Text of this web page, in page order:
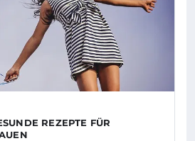
REZEPTE FÜR